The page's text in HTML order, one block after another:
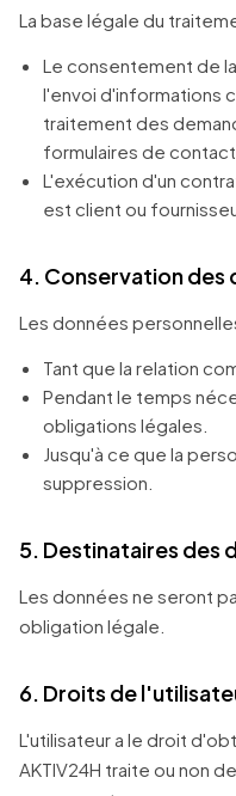
La base légale du
Le consentement de
l'envoi d'informations
traitement des
formulaires de contact.
L'exécution d'un
est client ou
4. Conservation des
Les données
Tant que la relation
Pendant le temps
obligations légales.
Jusqu'à ce que la
suppression.
5. Destinataires des
Les données ne seront
obligation légale.
6. Droits de
L'utilisateur a le droit
AKTIV24H traite ou non